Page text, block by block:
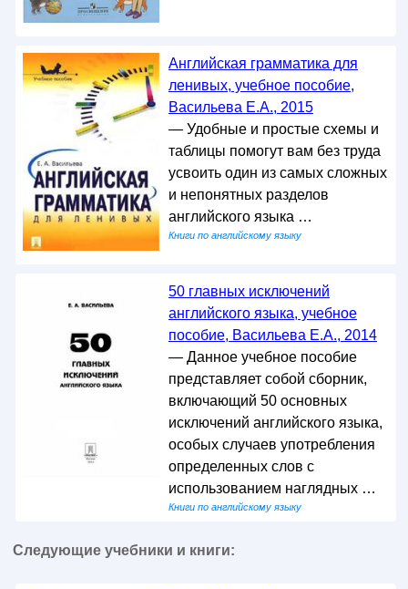
Английская грамматика для
ленивых, учебное пособие,
Васильева Е.А., 2015
— Удобные и простые схемы и
таблицы помогут вам без труда
усвоить один из самых сложных
и непонятных разделов
английского языка …
Книги по английскому языку
50 главных исключений
английского языка, учебное
пособие, Васильева Е.А., 2014
— Данное учебное пособие
представляет собой сборник,
включающий 50 основных
исключений английского языка,
особых случаев употребления
определенных слов с
использованием наглядных …
Книги по английскому языку
Следующие учебники и книги: